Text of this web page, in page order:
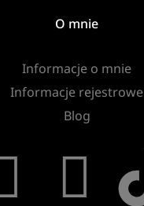
O mnie
Informacje o mnie
Informacje rejestrowe
Blog